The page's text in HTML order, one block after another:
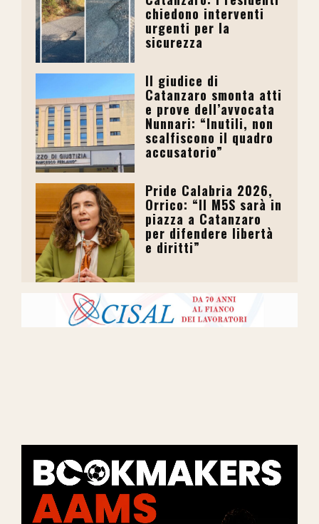
chiedono interventi
urgenti per la
sicurezza
Il giudice di
Catanzaro smonta atti
e prove dell’avvocata
Nunnari: “Inutili, non
scalfiscono il quadro
accusatorio”
Pride Calabria 2026,
Orrico: “Il M5S sarà in
piazza a Catanzaro
per difendere libertà
e diritti”